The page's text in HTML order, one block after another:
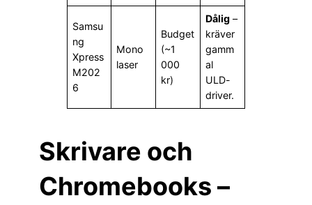
Samsu
ng
Xpress
M202
6
Mono
laser
Budget
(~1
000
kr)
Dålig –
kräver
gamm
al
ULD-
driver.
Skrivare och
Chromebooks –